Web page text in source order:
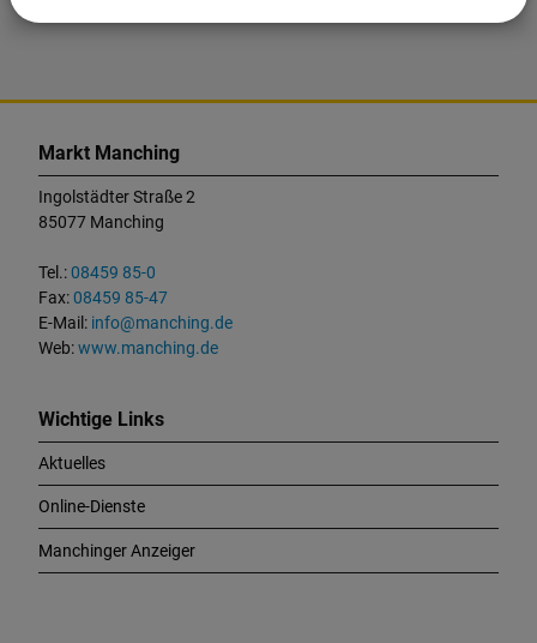
Markt Manching
Ingolstädter Straße 2
85077 Manching
Tel.:08459 85-0
Fax:08459 85-47
E-Mail: info@manching.de
Web:www.manching.de
Wichtige Links
Aktuelles
Online-Dienste
Manchinger Anzeiger